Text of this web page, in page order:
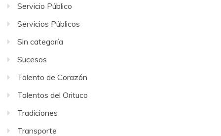
Servicio Público
Servicios Públicos
Sin categoría
Sucesos
Talento de Corazón
Talentos del Orituco
Tradiciones
Transporte